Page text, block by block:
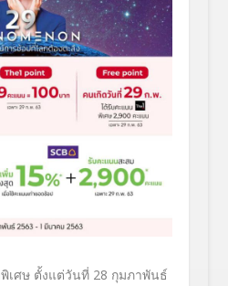
เศษ ตั้งแต่วันที่ 28 กุมภาพันธ์